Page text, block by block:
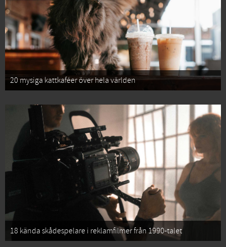
20 mysiga kattkaféer över hela världen
18 kända skådespelare i reklamfilmer från 1990-talet